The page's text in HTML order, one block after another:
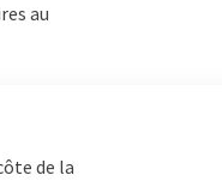
au
de la